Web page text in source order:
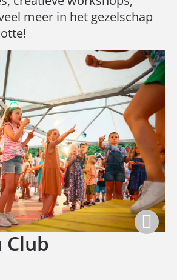
meer in het gezelschap
Club